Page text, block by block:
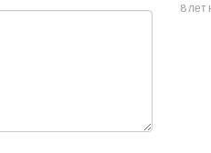
8 лет